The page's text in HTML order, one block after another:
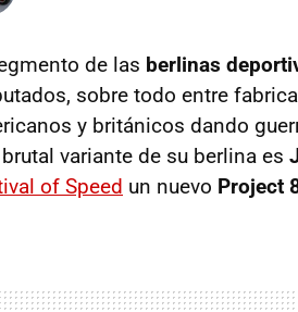
de las berlinas
sobre todo entre
y británicos dando
variante de su berlina es
of Speed un nuevo Project